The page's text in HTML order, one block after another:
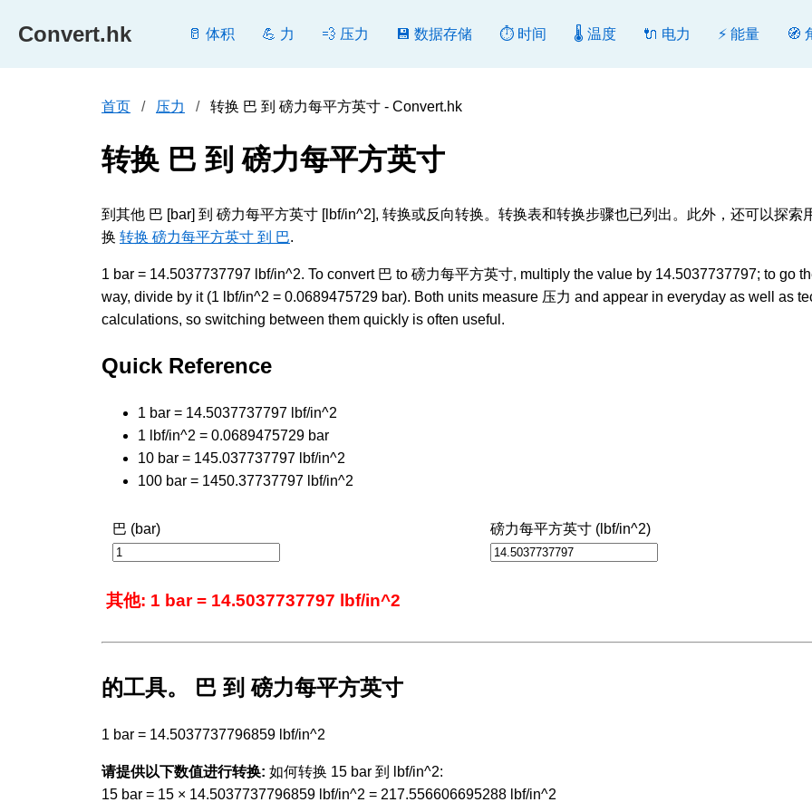
Convert.hk 🥛 体积 💪 力 💨 压力 💾 数据存储 ⏱️ 时间 🌡️ 温度 🔌 电力 ⚡ 能量 🧭
首页 压力 转换 巴 到 磅力每平方英寸 - Convert.hk
转换 巴 到 磅力每平方英寸
到其他 巴 [bar] 到 磅力每平方英寸 [lbf/in^2], 转换或反向转换。转换表和转换步骤也已列出。此外，还可以探索
换 转换 磅力每平方英寸 到 巴.
1 bar = 14.5037737797 lbf/in^2. To convert 巴 to 磅力每平方英寸, multiply the value by 14.5037737797; to go
way, divide by it (1 lbf/in^2 = 0.0689475729 bar). Both units measure 压力 and appear in everyday as well as
calculations, so switching between them quickly is often useful.
Quick Reference
1 bar = 14.5037737797 lbf/in^2
1 lbf/in^2 = 0.0689475729 bar
10 bar = 145.037737797 lbf/in^2
100 bar = 1450.37737797 lbf/in^2
巴 (bar) 磅力每平方英寸 (lbf/in^2)
其他: 1 bar = 14.5037737797 lbf/in^2
的工具。 巴 到 磅力每平方英寸
1 bar = 14.5037737796859 lbf/in^2
请提供以下数值进行转换: 如何转换 15 bar 到 lbf/in^2:
15 bar = 15 × 14.5037737796859 lbf/in^2 = 217.556606695288 lbf/in^2